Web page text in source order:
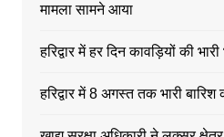
मामला सामने आया
हरिद्वार में हर दिन कावड़ियों की
हरिद्वार में 8 अगस्त तक भारी बारिश